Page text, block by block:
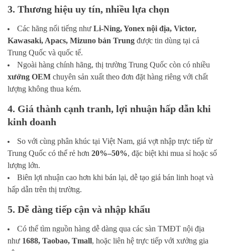
3. Thương hiệu uy tín, nhiều lựa chọn
Các hãng nổi tiếng như Li-Ning, Yonex nội địa, Victor,
Kawasaki, Apacs, Mizuno bản Trung được tin dùng tại cả
Trung Quốc và quốc tế.
Ngoài hàng chính hãng, thị trường Trung Quốc còn có nhiều
xưởng OEM chuyên sản xuất theo đơn đặt hàng riêng với chất
lượng không thua kém.
4. Giá thành cạnh tranh, lợi nhuận hấp dẫn khi
kinh doanh
So với cùng phân khúc tại Việt Nam, giá vợt nhập trực tiếp từ
Trung Quốc có thể rẻ hơn 20%–50%, đặc biệt khi mua sỉ hoặc số
lượng lớn.
Biên lợi nhuận cao hơn khi bán lại, dễ tạo giá bán linh hoạt và
hấp dẫn trên thị trường.
5. Dễ dàng tiếp cận và nhập khẩu
Có thể tìm nguồn hàng dễ dàng qua các sàn TMĐT nội địa
như 1688, Taobao, Tmall, hoặc liên hệ trực tiếp với xưởng gia